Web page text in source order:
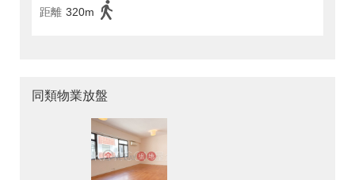
距離 320m
同類物業放盤